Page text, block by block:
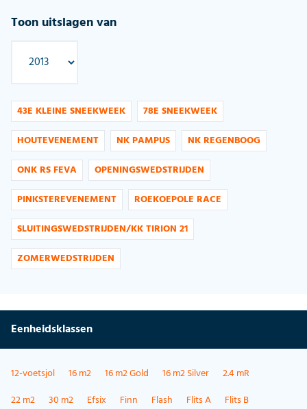
Toon uitslagen van
43E KLEINE SNEEKWEEK
78E SNEEKWEEK
HOUTEVENEMENT
NK PAMPUS
NK REGENBOOG
ONK RS FEVA
OPENINGSWEDSTRIJDEN
PINKSTEREVENEMENT
ROEKOEPOLE RACE
SLUITINGSWEDSTRIJDEN/KK TIRION 21
ZOMERWEDSTRIJDEN
Eenheidsklassen
12-voetsjol 16 m2 16 m2 Gold 16 m2 Silver
2.4 mR
22 m2
30 m2 Efsix Finn Flash Flits A
Flits B